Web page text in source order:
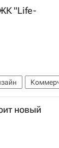
"Life-
новый